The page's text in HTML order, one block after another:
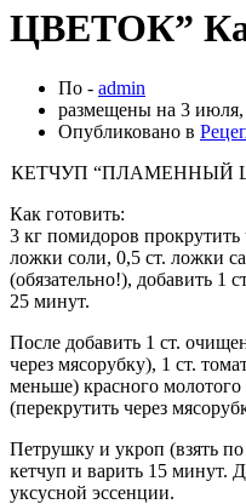
ЦВЕТОК”
По - admin
размещены на 3 июля,
Опубликовано в
КЕТЧУП “ПЛАМЕННЫЙ
Как готовить:
3 кг помидоров прокрутить
ложки соли, 0,5 ст. ложки
(обязательно!), добавить 1
25 минут.
После добавить 1 ст.
через мясорубку), 1 ст.
меньше) красного
(перекрутить через
Петрушку и укроп (взять по
кетчуп и варить 15 минут.
уксусной эссенции.